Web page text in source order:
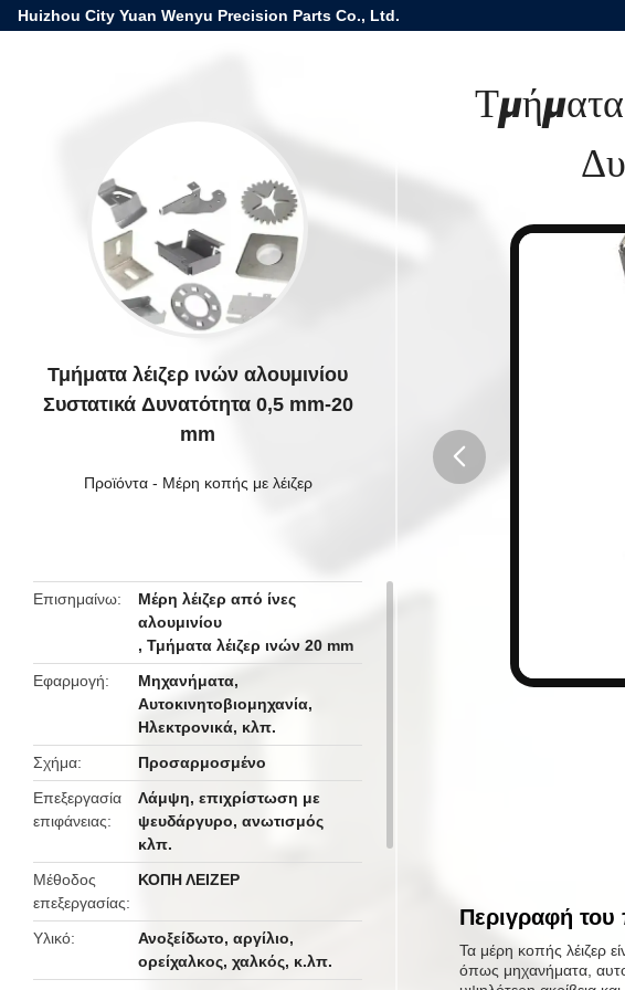
Huizhou City Yuan Wenyu Precision Parts Co., Ltd.
Τμήματα λέιζερ ινών αλουμινίου
Συστατικά Δυνατότητα 0,5 mm-20
mm
Προϊόντα- Μέρη κοπής με λέιζερ
Επισημαίνω
Μέρη λέιζερ από ίνες
αλουμινίου
,Τμήματα λέιζερ ινών 20 mm
Εφαρμογή
Μηχανήματα,
Αυτοκινητοβιομηχανία,
Ηλεκτρονικά, κλπ.
Σχήμα
Προσαρμοσμένο
Επεξεργασία
επιφάνειας
Λάμψη, επιχρίστωση με
ψευδάργυρο, ανωτισμός
κλπ.
Μέθοδος
επεξεργασίας
ΚΟΠΗ ΛΕΙΖΕΡ
Υλικό
Ανοξείδωτο, αργίλιο,
ορείχαλκος, χαλκός, κ.λπ.
Τμήματα
Περιγραφή του
Τα μέρη κοπής λέιζερ
όπως μηχανήματα,